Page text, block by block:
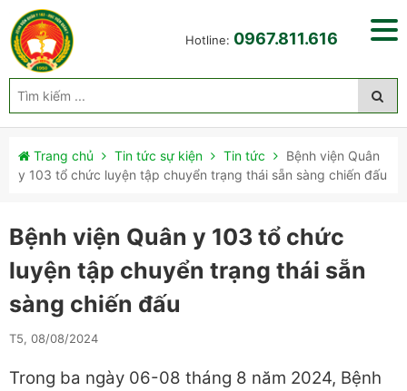
Hotline: 0967.811.616
Trang chủ Tin tức sự kiện Tin tức
Bệnh viện Quân
y 103 tổ chức luyện tập chuyển trạng thái sẵn sàng chiến đấu
Bệnh viện Quân y 103 tổ chức
luyện tập chuyển trạng thái sẵn
sàng chiến đấu
T5, 08/08/2024
Trong ba ngày 06-08 tháng 8 năm 2024, Bệnh